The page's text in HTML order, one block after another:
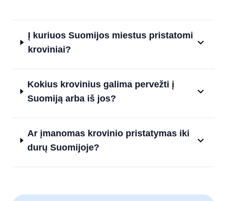
Į kuriuos Suomijos miestus pristatomi
kroviniai?
Kokius krovinius galima pervežti į
Suomiją arba iš jos?
Ar įmanomas krovinio pristatymas iki
durų Suomijoje?